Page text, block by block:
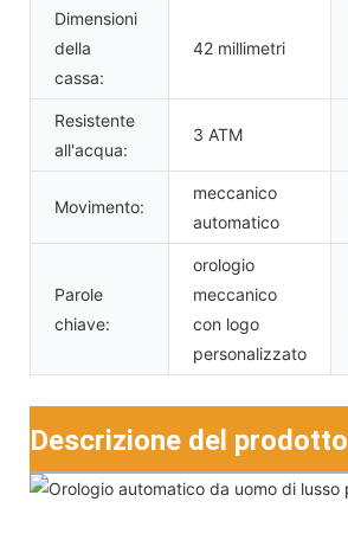
Dimensioni
della
cassa:
42 millimetri
Resistente
all'acqua:
3 ATM
Movimento:
meccanico
automatico
Parole
chiave:
orologio
meccanico
con logo
personalizzato
Descrizione del prodotto